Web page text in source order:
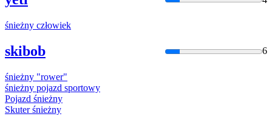
śnieżny człowiek
skibob 6
śnieżny "rower"
śnieżny pojazd sportowy
Pojazd śnieżny
Skuterśnieżny